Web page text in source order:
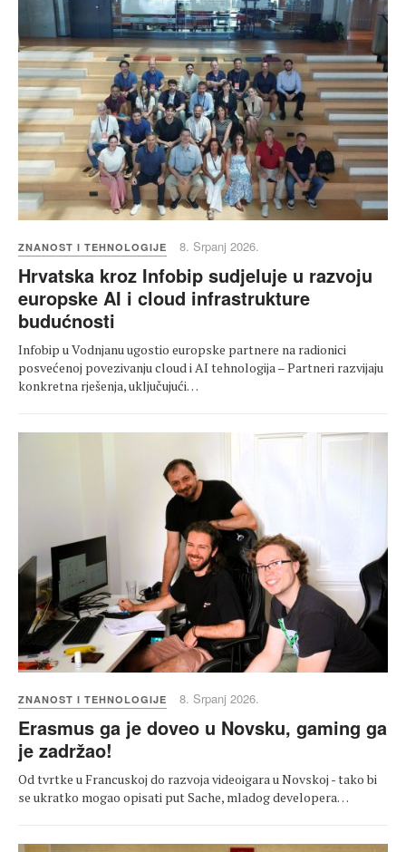
ZNANOST I TEHNOLOGIJE 8. Srpanj 2026.
Hrvatska kroz Infobip sudjeluje u razvoju
europske AI i cloud infrastrukture
budućnosti
Infobip u Vodnjanu ugostio europske partnere na radionici
posvećenoj povezivanju cloud i AI tehnologija – Partneri razvijaju
konkretna rješenja, uključujući…
ZNANOST I TEHNOLOGIJE 8. Srpanj 2026.
Erasmus ga je doveo u Novsku, gaming ga
je zadržao!
Od tvrtke u Francuskoj do razvoja videoigara u Novskoj - tako bi
se ukratko mogao opisati put Sache, mladog developera…